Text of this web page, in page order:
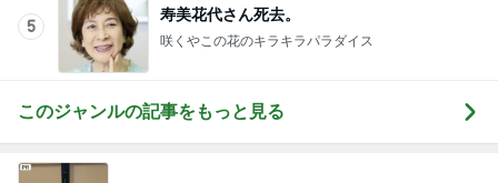
5
寿美花代さん死去。
咲くやこの花のキラキラパラダイス
このジャンルの記事をもっと見る